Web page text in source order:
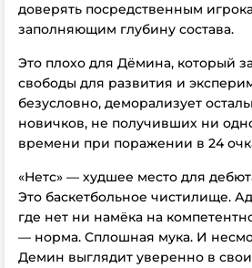
доверять посредственным
заполняющим глубину состава.
Это плохо для Дёмина, который
свободы для развития и
безусловно, деморализует
новичков, не получивших ни
времени при поражении в 24
«Нетс» — худшее место для
Это баскетбольное чистилище.
где нет ни намёка на
— норма. Сплошная мука. И
Демин выглядит уверенно в